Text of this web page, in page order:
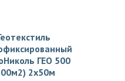
ГЕО 500
2х50м